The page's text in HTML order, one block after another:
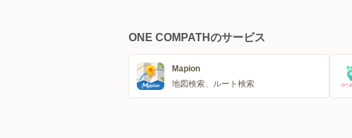
ONE COMPATHのサービス
Mapion
地図検索、ルート検索